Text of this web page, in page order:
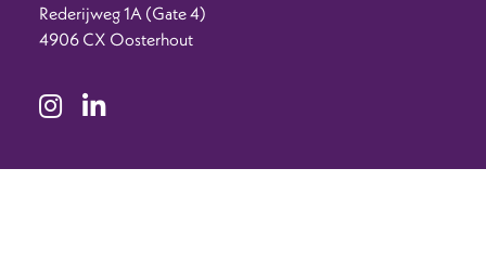
Rederijweg 1A (Gate 4)
4906 CX Oosterhout